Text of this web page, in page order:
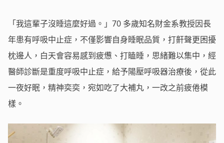
「我這輩子沒睡這麼好過。」70 多歲知名財金系教授因長
年患有呼吸中止症，不僅影響自身睡眠品質，打鼾聲更困擾
枕邊人，白天會容易感到疲憊、打瞌睡，思緒難以集中，經
醫師診斷是重度呼吸中止症，給予陽壓呼吸器治療後，從此
一夜好眠，精神奕奕，宛如吃了大補丸，一改之前疲倦模
樣。